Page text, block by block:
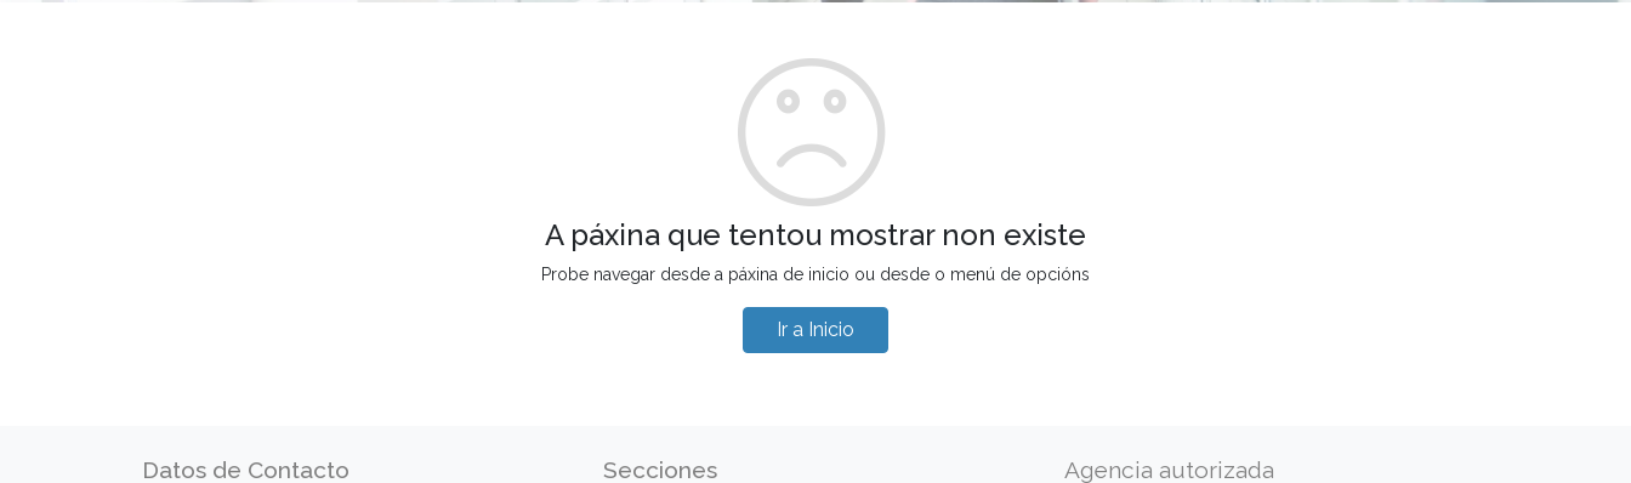
A páxina que tentou mostrar non existe
Probe navegar desde a páxina de inicio ou desde o menú de opcións
Ir a Inicio
Datos de Contacto Secciones Agencia autorizada